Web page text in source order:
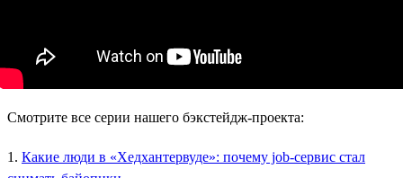
Смотрите все серии нашего бэкстейдж-проекта:
1. Какие люди в «Хедхантервуде»: почему job-сервис стал